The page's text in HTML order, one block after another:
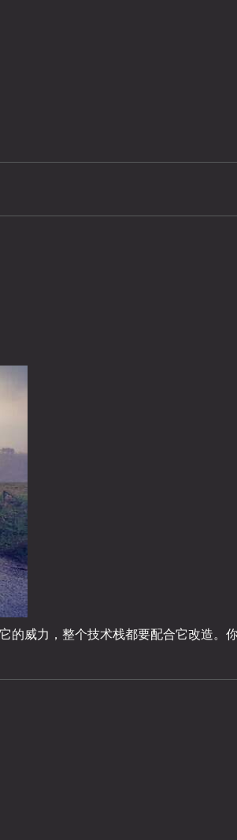
的威力，整个技术栈都要配合它改造。